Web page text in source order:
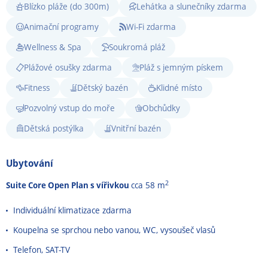
Blízko pláže (do 300m)
Lehátka a slunečníky zdarma
Animační programy
Wi-Fi zdarma
Wellness & Spa
Soukromá pláž
Plážové osušky zdarma
Pláž s jemným pískem
Fitness
Dětský bazén
Klidné místo
Pozvolný vstup do moře
Obchůdky
Dětská postýlka
Vnitřní bazén
Ubytování
Suite Core Open Plan s vířivkou cca 58 m2
Individuální klimatizace zdarma
Koupelna se sprchou nebo vanou, WC, vysoušeč vlasů
Telefon, SAT-TV